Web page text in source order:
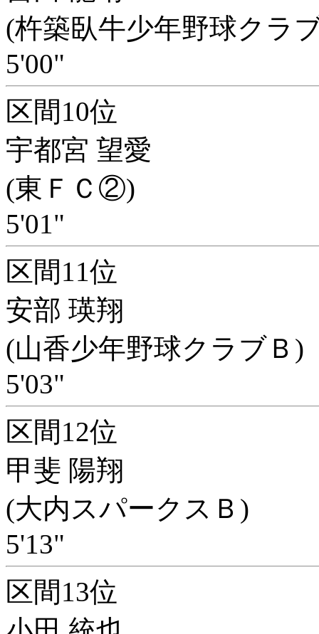
(杵築臥牛少年野球クラ
5'00"
区間10位
宇都宮 望愛
(東ＦＣ②)
5'01"
区間11位
安部 瑛翔
(山香少年野球クラブＢ)
5'03"
区間12位
甲斐 陽翔
(大内スパークスＢ)
5'13"
区間13位